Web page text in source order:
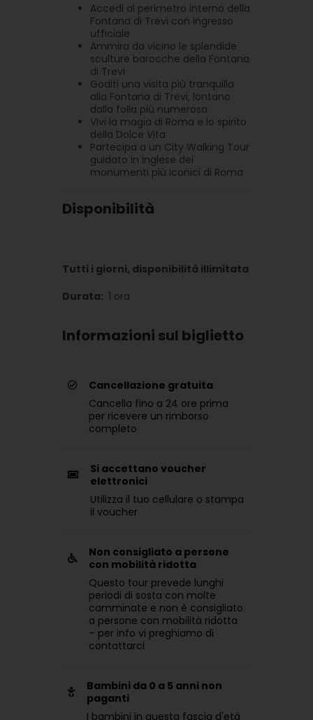
Accedi al perimetro interno della
Fontana di Trevi con ingresso
ufficiale
Ammira da vicino le splendide
sculture barocche della Fontana
di Trevi
Goditi una visita più tranquilla
alla Fontana di Trevi, lontano
dalla folla più numerosa
Vivi la magia di Roma e lo spirito
della Dolce Vita
Partecipa a un City Walking Tour
guidato in inglese dei
monumenti più iconici di Roma
Disponibilità
Tutti i giorni, disponibilità illimitata
Durata: 1 ora
Informazioni sul biglietto
Cancellazione gratuita
Cancella fino a 24 ore prima
per ricevere un rimborso
completo
Si accettano voucher
elettronici
Utilizza il tuo cellulare o stampa
il voucher
Non consigliato a persone
con mobilità ridotta
Questo tour prevede lunghi
periodi di sosta con molte
camminate e non è consigliato
a persone con mobilità ridotta
– per info vi preghiamo di
contattarci
Bambini da 0 a 5 anni non
paganti
I bambini in questa fascia d'età